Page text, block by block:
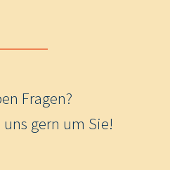
Fragen?
gern um Sie!